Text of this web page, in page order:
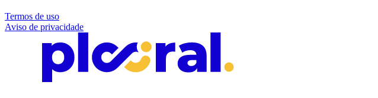
Termos de uso
Aviso de privacidade